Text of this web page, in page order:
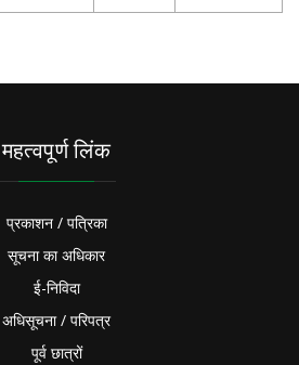
महत्वपूर्ण लिंक
प्रकाशन / पत्रिका
सूचना का अधिकार
ई-निविदा
अधिसूचना / परिपत्र
पूर्व छात्रों